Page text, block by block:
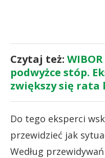
Czytaj też:
podwyżce stóp.
zwiększy się rata
Do tego eksperci
przewidzieć jak
Według